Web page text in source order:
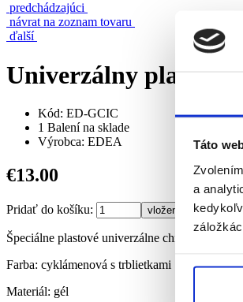
Táto
a
predchádzajúci
návrat na zoznam tovaru
ďalší
Univerzálny plastový
Kód: ED-GCIC
1 Balení na sklade
Výrobca: EDEA
€13.00
Pridať do košíku:
Špeciálne plastové univerzálne chrániče
Farba: cyklámenová s trblietkami
Materiál: gél